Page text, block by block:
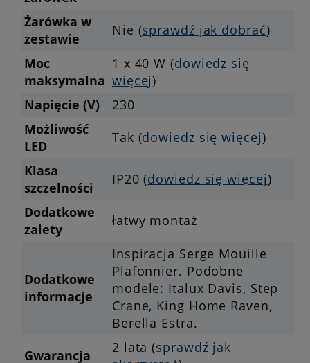
Żarówka w
zestawie
Nie (sprawdź jak dobrać)
Moc
maksymalna
1 x 40 W (dowiedz się
więcej)
Napięcie (V)
230
Możliwość
LED
Tak (dowiedz się więcej)
Klasa
szczelności
IP20 (dowiedz się więcej)
Dodatkowe
zalety
łatwy montaż
Dodatkowe
informacje
Inspiracja Serge Mouille
Plafonnier. Podobne
modele: Italux Davis, Step
Crane, King Home Raven,
Berella Estra.
Gwarancja
2 lata (sprawdź jak